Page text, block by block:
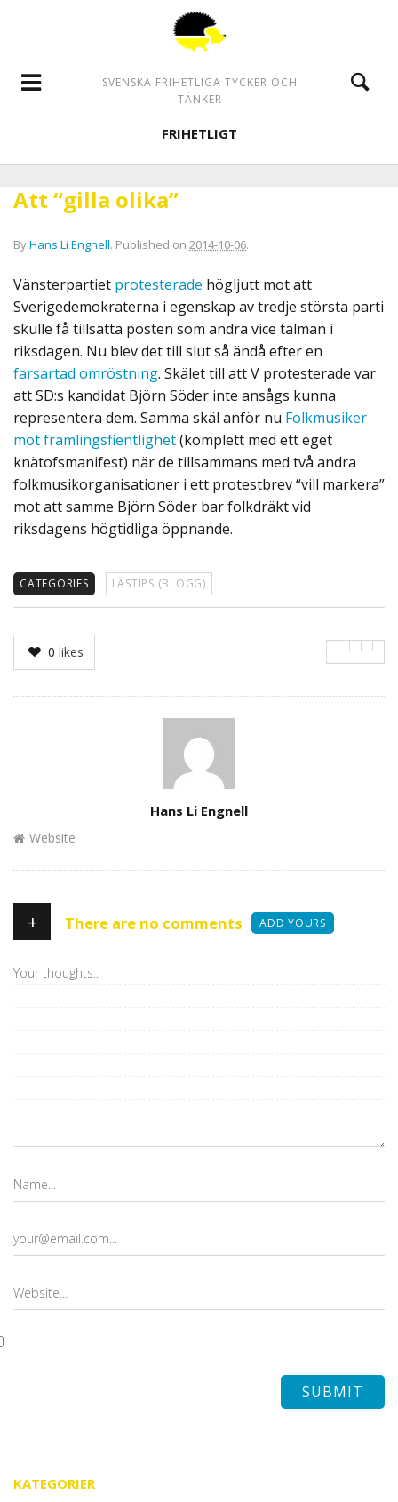
SVENSKA FRIHETLIGA TYCKER OCH
TÄNKER
FRIHETLIGT
Att “gilla olika”
ByHans Li Engnell. Published on 2014-10-06.
Vänsterpartiet protesterade högljutt mot att
Sverigedemokraterna i egenskap av tredje största parti
skulle få tillsätta posten som andra vice talman i
riksdagen. Nu blev det till slut så ändå efter en
farsartad omröstning. Skälet till att V protesterade var
att SD:s kandidat Björn Söder inte ansågs kunna
representera dem. Samma skäl anför nu Folkmusiker
mot främlingsfientlighet(komplett med ett eget
knätofsmanifest) när de tillsammans med två andra
folkmusikorganisationer i ett protestbrev “vill markera”
mot att samme Björn Söder bar folkdräkt vid
riksdagens högtidliga öppnande.
CATEGORIES LÄSTIPS (BLOGG)
0 likes
Hans Li Engnell
Website
+ There are no comments ADD YOURS
KATEGORIER